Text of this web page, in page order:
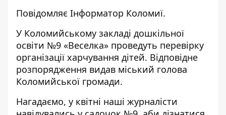
Повідомляє Інформатор Коломиї.
У Коломийському закладі дошкільної
освіти №9 «Веселка» проведуть перевірку
організації харчування дітей. Відповідне
розпорядження видав міський голова
Коломийської громади.
Нагадаємо, у квітні наші журналісти